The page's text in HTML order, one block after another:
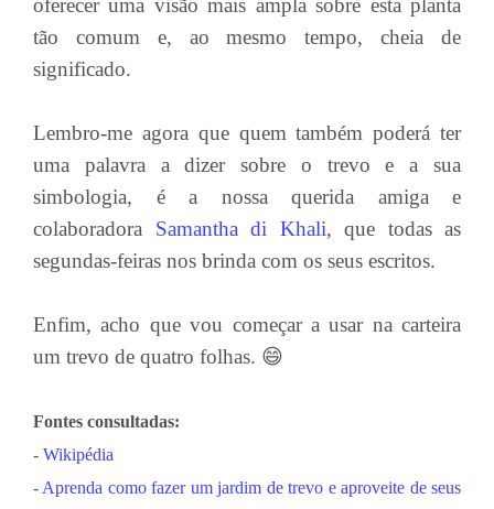
oferecer uma visão mais ampla sobre esta planta
tão comum e, ao mesmo tempo, cheia de
significado.
Lembro-me agora que quem também poderá ter
uma palavra a dizer sobre o trevo e a sua
simbologia, é a nossa querida amiga e
colaboradora Samantha di Khali, que todas as
segundas-feiras nos brinda com os seus escritos.
Enfim, acho que vou começar a usar na carteira
um trevo de quatro folhas. 😄
Fontes consultadas:
- Wikipédia
- Aprenda como fazer um jardim de trevo e aproveite de seus